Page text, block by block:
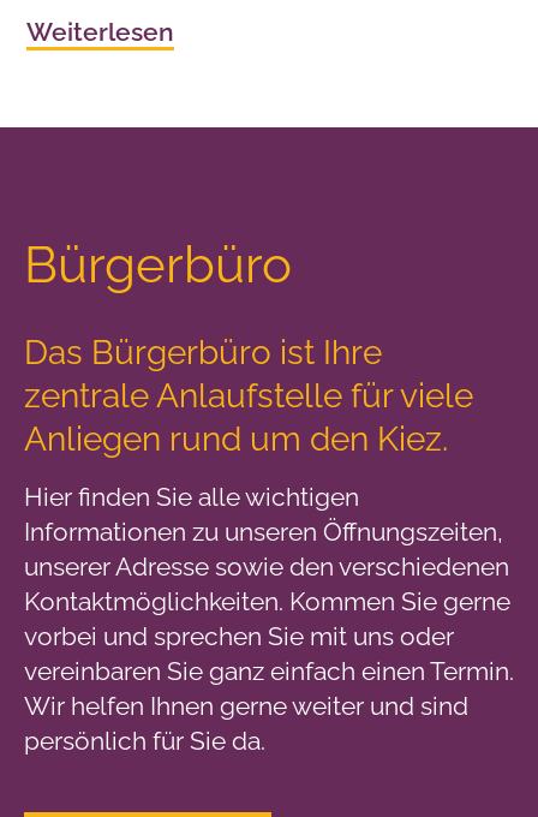
Weiterlesen
Bürgerbüro
Das Bürgerbüro ist Ihre
zentrale Anlaufstelle für viele
Anliegen rund um den Kiez.
Hier finden Sie alle wichtigen
Informationen zu unseren Öffnungszeiten,
unserer Adresse sowie den verschiedenen
Kontaktmöglichkeiten. Kommen Sie gerne
vorbei und sprechen Sie mit uns oder
vereinbaren Sie ganz einfach einen Termin.
Wir helfen Ihnen gerne weiter und sind
persönlich für Sie da.